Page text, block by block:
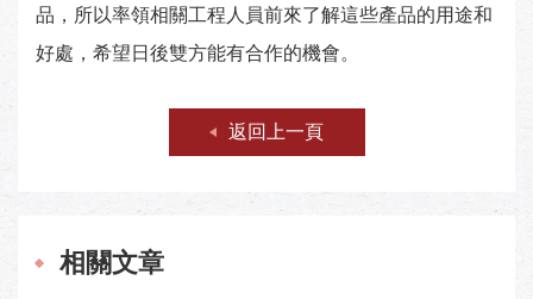
品，所以率領相關工程人員前來了解這些產品的用途和
好處，希望日後雙方能有合作的機會。
返回上一頁
相關文章